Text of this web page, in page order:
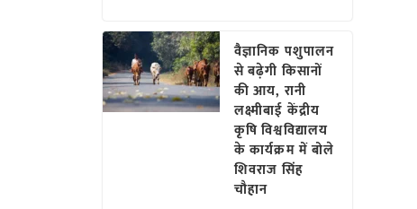
वैज्ञानिक पशुपालन
से बढ़ेगी किसानों
की आय, रानी
लक्ष्मीबाई केंद्रीय
कृषि विश्वविद्यालय
के कार्यक्रम में बोले
शिवराज सिंह
चौहान